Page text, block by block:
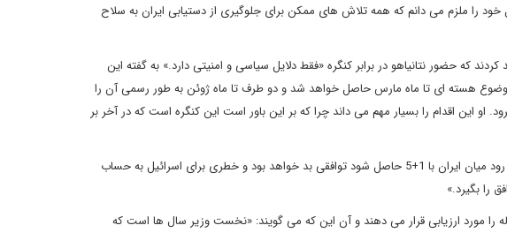
را ملزم می دانم که همه تلاش های ممکن برای جلوگیری از دستیابی ایران به سلاح
که حضور نتانیاهو در برابر کنگره «فقط دلایل سیاسی و امنیتی دارد.» به گفته این
موضوع هسته ای تا ماه مارس حاصل خواهد شد و دو طرف تا ماه ژوئن به طور رسمی آن را
او این اقدام را بسیار مهم می داند چرا که بر این باور است این کنگره است که در آخر بر
به گفته این منابع «نتانیاهو بر این اعتقاد است که توافقی که احتمال می رود میان ایران با 1+5 حاصل شود توافقی بد خواهد بود و خطری برای اسرائیل به حساب
را بگیرد.»
را مورد ارزیابی قرار می دهند و آن این که می گویند: «نخست وزیر سال ها است که